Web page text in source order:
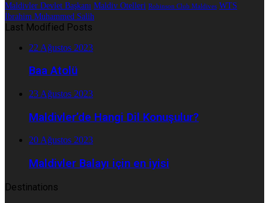
Maldivler Devlet Başkanı Maldiv Otelleri Robinson Club Maldives WTS
İbrahim Muhammed Salih
Last Modified Posts
22 Ağustos 2023
Baa Atolü
23 Ağustos 2023
Maldivler’de Hangi Dil Konuşulur?
20 Ağustos 2023
Maldivler Balayı için en iyisi
Destinations